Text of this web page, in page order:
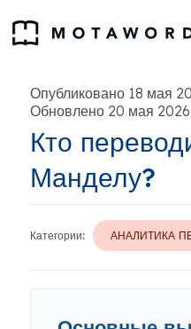
Опубликовано 18 мая
Обновлено 20 мая 2026
Кто
Манделу?
Категории: АНАЛИТИКА